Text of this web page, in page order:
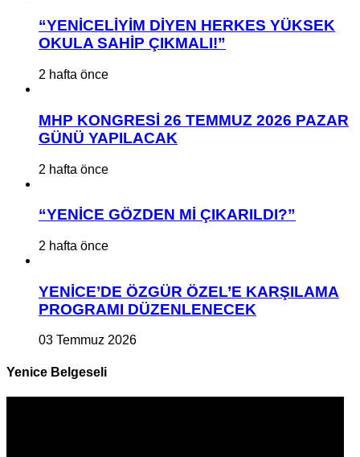
“YENİCELİYİM DİYEN HERKES YÜKSEK
OKULA SAHİP ÇIKMALI!”
2 hafta önce
MHP KONGRESİ 26 TEMMUZ 2026 PAZAR
GÜNÜ YAPILACAK
2 hafta önce
“YENİCE GÖZDEN Mİ ÇIKARILDI?”
2 hafta önce
YENİCE’DE ÖZGÜR ÖZEL’E KARŞILAMA
PROGRAMI DÜZENLENECEK
03 Temmuz 2026
Yenice Belgeseli